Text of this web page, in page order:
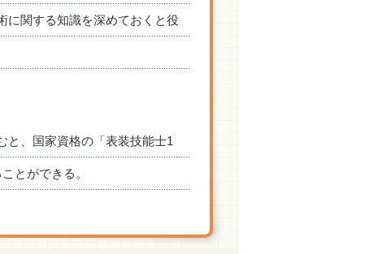
に関する知識を深めておくと役
と、国家資格の「表装技能士1
とができる。